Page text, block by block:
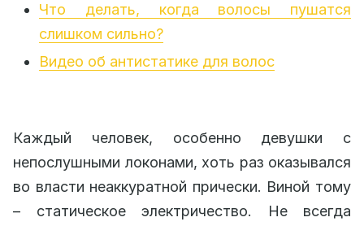
Что делать, когда волосы пушатся
слишком сильно?
Видео об антистатике для волос
Каждый человек, особенно девушки с
непослушными локонами, хоть раз оказывался
во власти неаккуратной прически. Виной тому
– статическое электричество. Не всегда